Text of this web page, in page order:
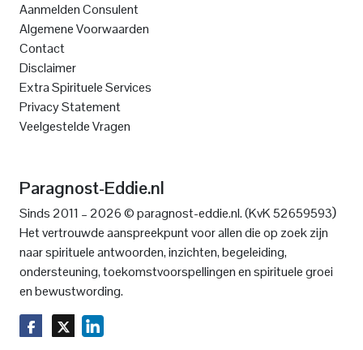
Aanmelden Consulent
Algemene Voorwaarden
Contact
Disclaimer
Extra Spirituele Services
Privacy Statement
Veelgestelde Vragen
Paragnost-Eddie.nl
Sinds 2011 – 2026 © paragnost-eddie.nl. (KvK 52659593)
Het vertrouwde aanspreekpunt voor allen die op zoek zijn
naar spirituele antwoorden, inzichten, begeleiding,
ondersteuning, toekomstvoorspellingen en spirituele groei
en bewustwording.